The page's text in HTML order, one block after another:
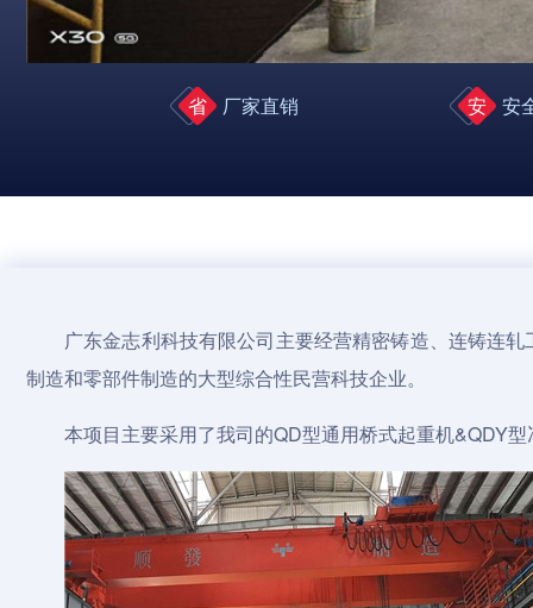
省 厂家直销 安 安
广东金志利科技有限公司主要经营精密铸造、连铸连
制造和零部件制造的大型综合性民营科技企业。
本项目主要采用了我司的QD型通用桥式起重机&QDY